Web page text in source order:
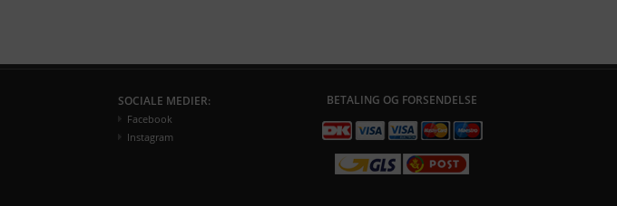
SOCIALE MEDIER:
Facebook
Instagram
BETALING OG FORSENDELSE